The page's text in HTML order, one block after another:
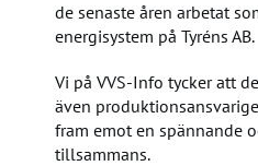
de senaste åren arbetat
energisystem på Tyréns AB.
Vi på VVS-Info tycker att
även
fram emot en spännande
tillsammans.